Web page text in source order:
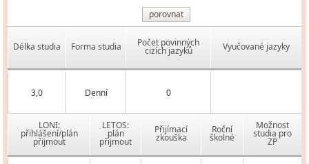
porovnat
Délka studia Forma studia Počet povinných
cizích jazyků Vyučované jazyky
3,0 Denní 0
LONI:
přihlášení/plán
přijmout
LETOS:
plán
přijmout
Přijímací
zkouška
Roční
školné
Možnost
studia pro
ZP